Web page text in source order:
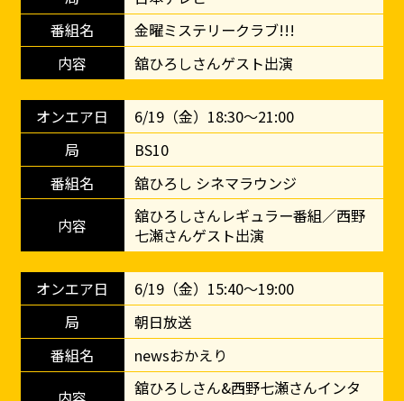
金曜ミステリークラブ!!!
舘ひろしさんゲスト出演
6/19（金）18:30～21:00
BS10
舘ひろし シネマラウンジ
舘ひろしさんレギュラー番組／西野
七瀬さんゲスト出演
6/19（金）15:40～19:00
朝日放送
newsおかえり
舘ひろしさん&西野七瀬さんインタ